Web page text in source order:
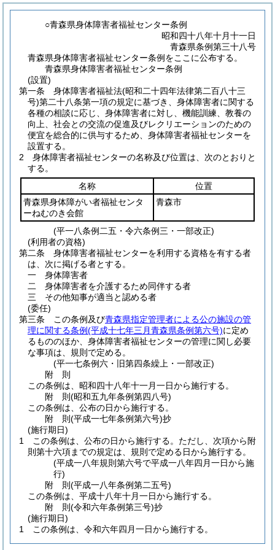
○青森県身体障害者福祉センター条例
昭和四十八年十月十一日
青森県条例第三十八号
青森県身体障害者福祉センター条例をここに公布する。
青森県身体障害者福祉センター条例
(設置)
第一条
身体障害者福祉法(昭和二十四年法律第二百八十三
号)第二十八条第一項の規定に基づき、身体障害者に関する
各種の相談に応じ、身体障害者に対し、機能訓練、教養の
向上、社会との交流の促進及びレクリエーションのための
便宜を総合的に供与するため、身体障害者福祉センターを
設置する。
2
身体障害者福祉センターの名称及び位置は、次のとおりと
する。
名称
位置
青森県身体障がい者福祉センタ
ーねむのき会館
青森市
(平一八条例二五・令六条例三・一部改正)
(利用者の資格)
第二条
身体障害者福祉センターを利用する資格を有する者
は、次に掲げる者とする。
一
身体障害者
二
身体障害者を介護するため同伴する者
三
その他知事が適当と認める者
(委任)
第三条
この条例及び青森県指定管理者による公の施設の管
理に関する条例(平成十七年三月青森県条例第六号)に定め
るもののほか、身体障害者福祉センターの管理に関し必要
な事項は、規則で定める。
(平一七条例六・旧第四条繰上・一部改正)
附 則
この条例は、昭和四十八年十一月一日から施行する。
附 則(昭和五九年条例第四八号)
この条例は、公布の日から施行する。
附 則(平成一七年条例第六号)抄
(施行期日)
1
この条例は、公布の日から施行する。 ただし、次項から附
則第十六項までの規定は、規則で定める日から施行する。
(平成一八年規則第六号で平成一八年四月一日から施
行)
附 則(平成一八年条例第二五号)
この条例は、平成十八年十月一日から施行する。
附 則(令和六年条例第三号)抄
(施行期日)
1
この条例は、令和六年四月一日から施行する。